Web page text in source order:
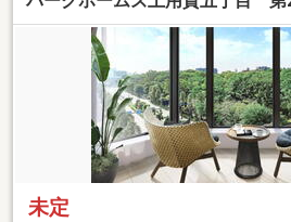
未定